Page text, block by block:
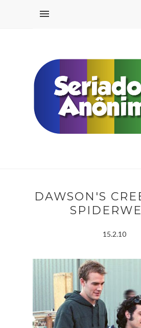
DAWSON'S
15.2.10